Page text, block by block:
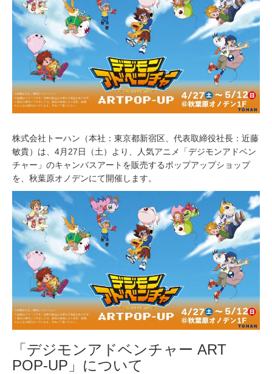
4
株式会社トーハン（本社：東京都新宿区、代表取締役社長：近藤
敏貴）は、4月27日（土）より、人気アニメ「デジモンアドベン
チャー」のキャンバスアートを販売するポップアップショップ
を、秋葉原オノデンにて開催します。
「デジモンアドベンチャー ART
POP-UP」について